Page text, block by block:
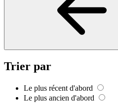
Trier par
Le plus récent d'abord
Le plus ancien d'abord